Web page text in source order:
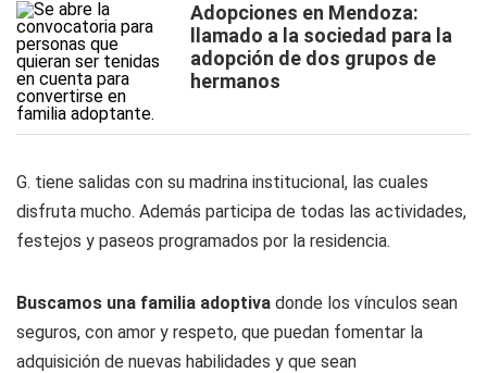
Adopciones en Mendoza:
llamado a la sociedad para la
adopción de dos grupos de
hermanos
G. tiene salidas con su madrina institucional, las cuales
disfruta mucho. Además participa de todas las actividades,
festejos y paseos programados por la residencia.
Buscamos una familia adoptiva donde los vínculos sean
seguros, con amor y respeto, que puedan fomentar la
adquisición de nuevas habilidades y que sean